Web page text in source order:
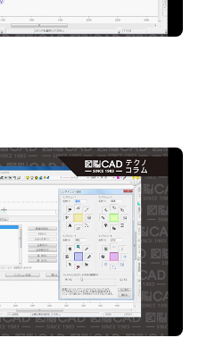
”でサクサク作図